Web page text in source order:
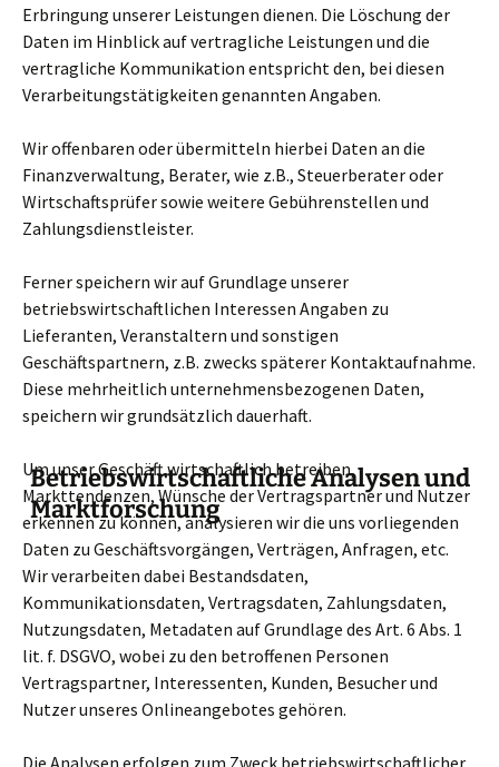
Erbringung unserer Leistungen dienen. Die Löschung der
Daten im Hinblick auf vertragliche Leistungen und die
vertragliche Kommunikation entspricht den, bei diesen
Verarbeitungstätigkeiten genannten Angaben.
Wir offenbaren oder übermitteln hierbei Daten an die
Finanzverwaltung, Berater, wie z.B., Steuerberater oder
Wirtschaftsprüfer sowie weitere Gebührenstellen und
Zahlungsdienstleister.
Ferner speichern wir auf Grundlage unserer
betriebswirtschaftlichen Interessen Angaben zu
Lieferanten, Veranstaltern und sonstigen
Geschäftspartnern, z.B. zwecks späterer Kontaktaufnahme.
Diese mehrheitlich unternehmensbezogenen Daten,
speichern wir grundsätzlich dauerhaft.
Betriebswirtschaftliche Analysen und
Marktforschung
Um unser Geschäft wirtschaftlich betreiben,
Markttendenzen, Wünsche der Vertragspartner und Nutzer
erkennen zu können, analysieren wir die uns vorliegenden
Daten zu Geschäftsvorgängen, Verträgen, Anfragen, etc.
Wir verarbeiten dabei Bestandsdaten,
Kommunikationsdaten, Vertragsdaten, Zahlungsdaten,
Nutzungsdaten, Metadaten auf Grundlage des Art. 6 Abs. 1
lit. f. DSGVO, wobei zu den betroffenen Personen
Vertragspartner, Interessenten, Kunden, Besucher und
Nutzer unseres Onlineangebotes gehören.
Die Analysen erfolgen zum Zweck betriebswirtschaftlicher